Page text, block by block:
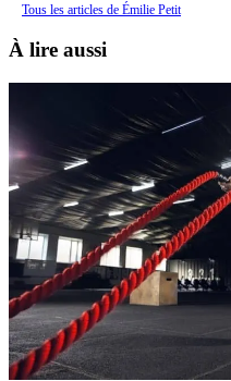
Tous les articles de Émilie Petit
À lire aussi